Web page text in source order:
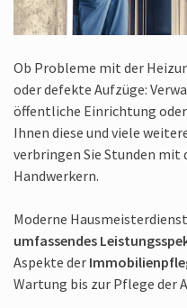
Ob Probleme mit der
oder defekte Aufzüge:
öffentliche Einrichtung
Ihnen diese und viele
verbringen Sie Stunden mit
Handwerkern.
Moderne
umfassendes
Aspekte der
Wartung bis zur Pflege der